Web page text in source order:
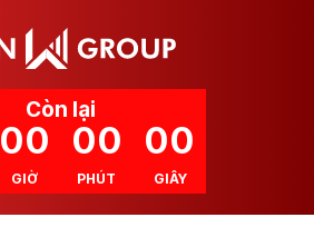
00 00 00
GIỜ PHÚT GIÂY
Còn lại